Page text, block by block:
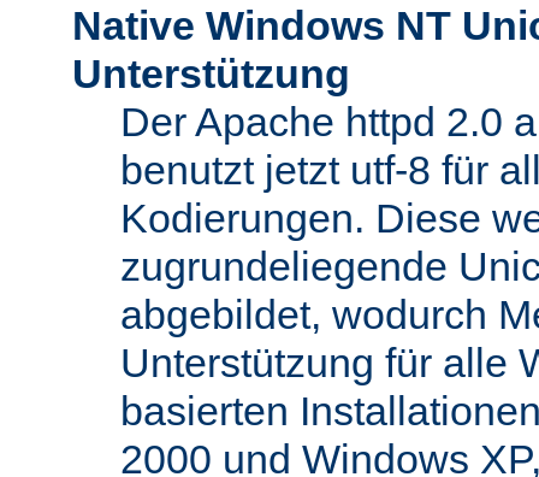
Native Windows NT
Unterstützung
Der Apache httpd 2.0
benutzt jetzt utf-8 für
Kodierungen. Diese
zugrundeliegende
abgebildet, wodurch
Unterstützung für alle
basierten
2000 und Windows